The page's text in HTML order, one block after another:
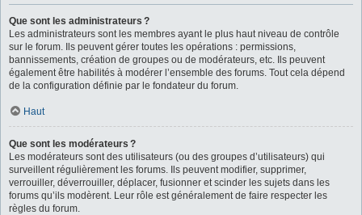
Que sont les administrateurs ?
Les administrateurs sont les membres ayant le plus haut niveau de contrôle
sur le forum. Ils peuvent gérer toutes les opérations : permissions,
bannissements, création de groupes ou de modérateurs, etc. Ils peuvent
également être habilités à modérer l’ensemble des forums. Tout cela dépend
de la configuration définie par le fondateur du forum.
Haut
Que sont les modérateurs ?
Les modérateurs sont des utilisateurs (ou des groupes d’utilisateurs) qui
surveillent régulièrement les forums. Ils peuvent modifier, supprimer,
verrouiller, déverrouiller, déplacer, fusionner et scinder les sujets dans les
forums qu’ils modèrent. Leur rôle est généralement de faire respecter les
règles du forum.